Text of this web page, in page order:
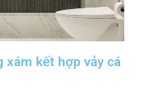
xám kết hợp vảy cá